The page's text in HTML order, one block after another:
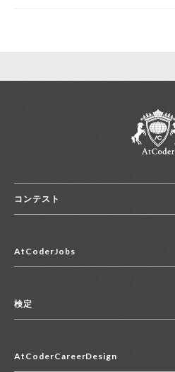
コンテスト
コンテスト一覧
便利リンク集
AtCoderJobs
2027年新卒採用求人一覧
中途採用求人一覧
検定
マイページ
AtCoderCareerDesign